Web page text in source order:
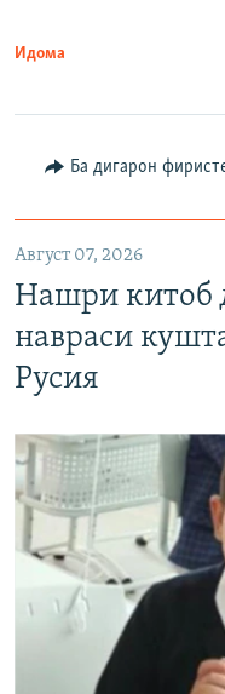
Идома
Ба дигарон
Август 07, 2026
Нашри китоб
навраси
Русия